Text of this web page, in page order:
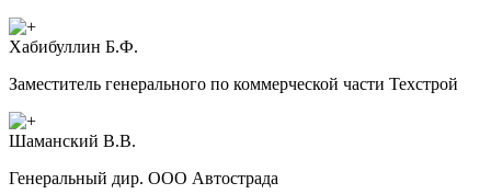
Хабибуллин Б.Ф.
Заместитель генерального по коммерческой части Техстрой
Шаманский В.В.
Генеральный дир. ООО Автострада